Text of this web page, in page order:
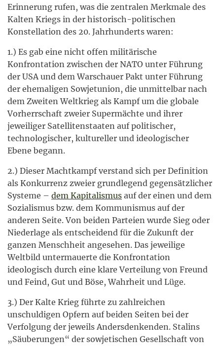
Erinnerung rufen, was die zentralen Merkmale des
Kalten Kriegs in der historisch-politischen
Konstellation des 20. Jahrhunderts waren:
1.) Es gab eine nicht offen militärische
Konfrontation zwischen der NATO unter Führung
der USA und dem Warschauer Pakt unter Führung
der ehemaligen Sowjetunion, die unmittelbar nach
dem Zweiten Weltkrieg als Kampf um die globale
Vorherrschaft zweier Supermächte und ihrer
jeweiliger Satellitenstaaten auf politischer,
technologischer, kultureller und ideologischer
Ebene begann.
2.) Dieser Machtkampf verstand sich per Definition
als Konkurrenz zweier grundlegend gegensätzlicher
Systeme – dem Kapitalismus auf der einen und dem
Sozialismus bzw. dem Kommunismus auf der
anderen Seite. Von beiden Parteien wurde Sieg oder
Niederlage als entscheidend für die Zukunft der
ganzen Menschheit angesehen. Das jeweilige
Weltbild untermauerte die Konfrontation
ideologisch durch eine klare Verteilung von Freund
und Feind, Gut und Böse, Wahrheit und Lüge.
3.) Der Kalte Krieg führte zu zahlreichen
unschuldigen Opfern auf beiden Seiten bei der
Verfolgung der jeweils Andersdenkenden. Stalins
„Säuberungen“ der sowjetischen Gesellschaft von